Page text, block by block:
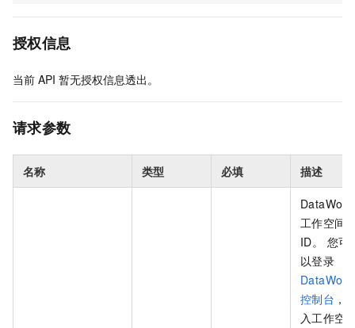
授权信息
当前 API 暂无授权信息透出。
请求参数
名称 类型 必填 描述
工作空间
ID。 您可
以登录
控制台 ，
入工作空